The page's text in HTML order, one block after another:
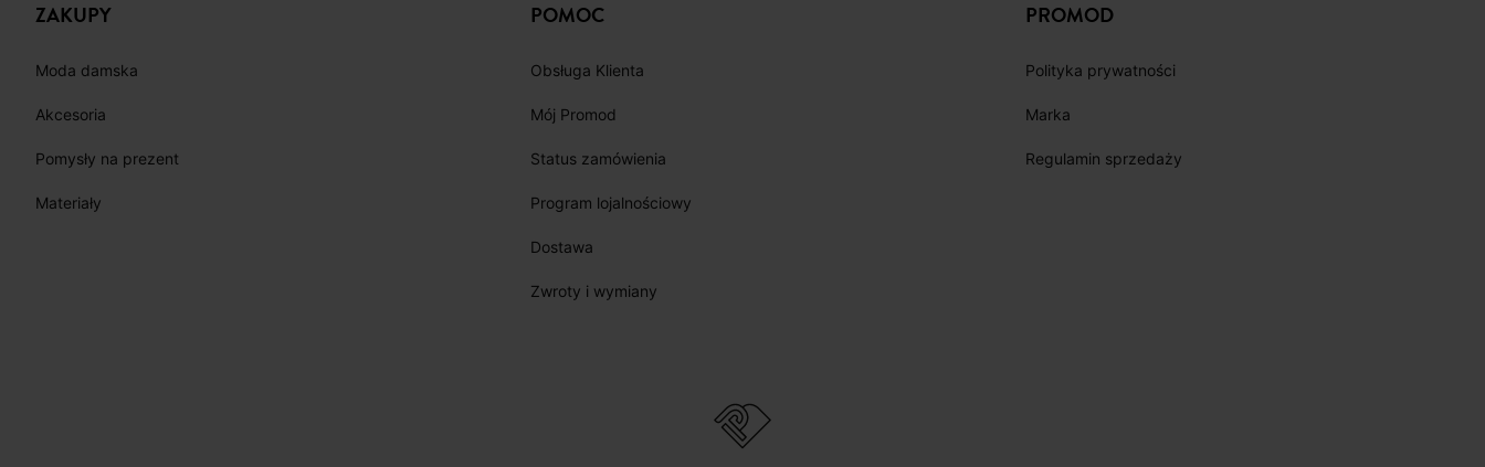
ZAKUPY
Moda damska
Akcesoria
Pomysły na prezent
Materiały
POMOC
Obsługa Klienta
Mój Promod
Status zamówienia
Program lojalnościowy
Dostawa
Zwroty i wymiany
PROMOD
Polityka prywatności
Marka
Regulamin sprzedaży